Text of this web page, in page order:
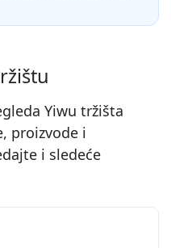
Yiwu tržišta
proizvode i
i sledeće